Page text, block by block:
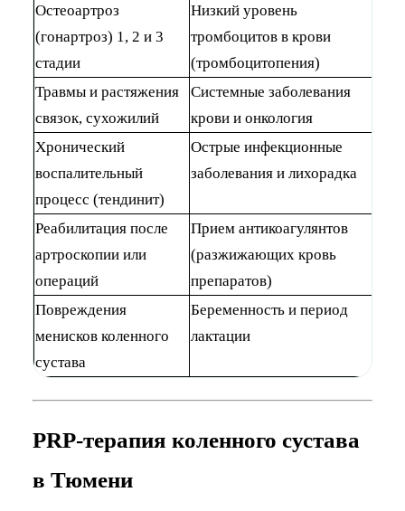
Остеоартроз
(гонартроз) 1, 2 и 3
стадии
Низкий уровень
тромбоцитов в крови
(тромбоцитопения)
Травмы и растяжения
связок, сухожилий
Системные заболевания
крови и онкология
Хронический
воспалительный
процесс (тендинит)
Острые инфекционные
заболевания и лихорадка
Реабилитация после
артроскопии или
операций
Прием антикоагулянтов
(разжижающих кровь
препаратов)
Повреждения
менисков коленного
сустава
Беременность и период
лактации
PRP-терапия коленного сустава
в Тюмени